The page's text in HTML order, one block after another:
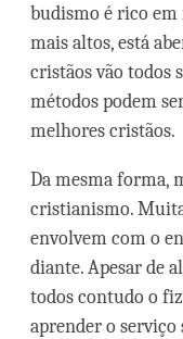
budismo é rico em
mais altos, está
cristãos vão todos
métodos podem
melhores cristãos.
Da mesma forma,
cristianismo.
envolvem com o
diante. Apesar de
todos contudo o
aprender o serviço